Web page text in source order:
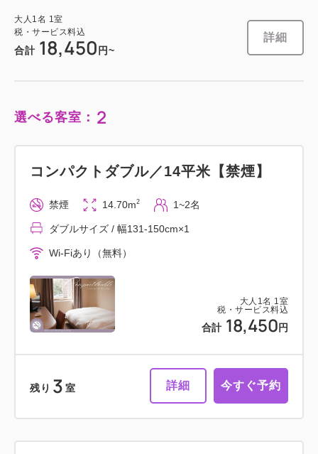
大人 1名 1室
税・サービス料込
合計 18,450 円~
詳細
選べる客室： 2
大人 1名 1室
税・サービス料込
合計 18,450 円
コンパクトダブル／14平米【禁煙】
禁煙 14.70m2 1~2名
ダブルサイズ / 幅131-150cm×1
Wi-Fiあり（無料）
残り 3 室 詳細 今すぐ予約